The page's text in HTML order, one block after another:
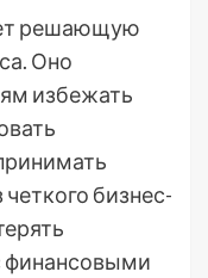
решающую
Оно
избежать
бизнес-
финансовыми